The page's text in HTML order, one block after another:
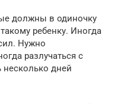
должны в одиночку
ребенку. Иногда
Нужно
разлучаться с
дней